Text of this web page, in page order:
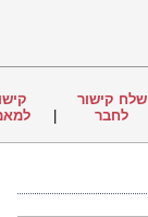
שלח קישור
לחבר